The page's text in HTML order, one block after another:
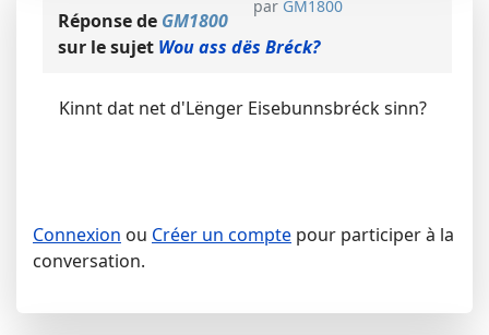
par GM1800
Réponse de GM1800
sur le sujet Wou ass dës Bréck?
Kinnt dat net d'Lënger Eisebunnsbréck sinn?
Connexion ou Créer un compte pour participer à la
conversation.